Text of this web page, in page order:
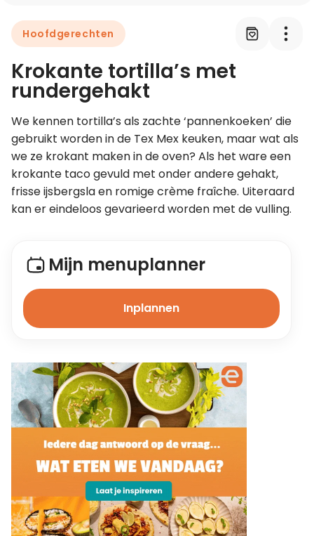
Leer koken als een chef
Kooktips & blogs
Hoofdgerechten
Krokante tortilla’s met
rundergehakt
We kennen tortilla’s als zachte ‘pannenkoeken’ die
gebruikt worden in de Tex Mex keuken, maar wat als
we ze krokant maken in de oven? Als het ware een
krokante taco gevuld met onder andere gehakt,
frisse ijsbergsla en romige crème fraîche. Uiteraard
kan er eindeloos gevarieerd worden met de vulling.
Mijn menuplanner
Inplannen